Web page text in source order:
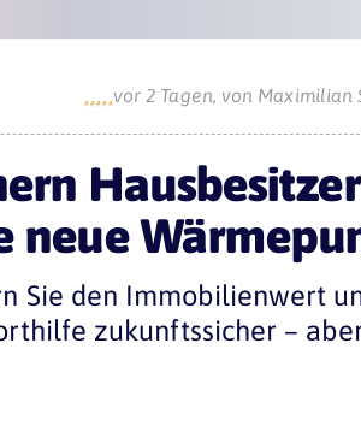
vor 2 Tagen, von Maximilian
neue
Sie den Immobilienwert
zukunftssicher –